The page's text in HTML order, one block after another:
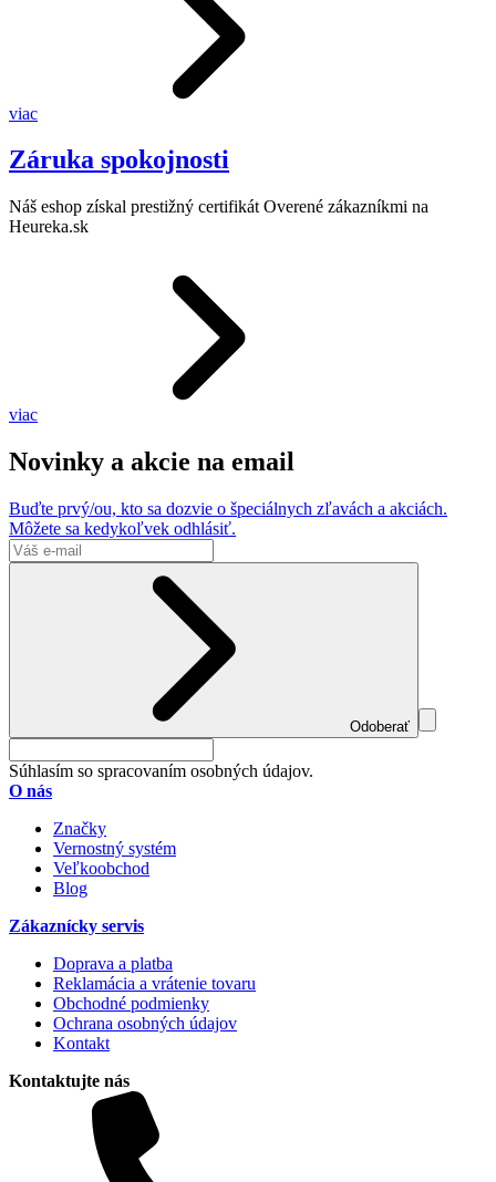
viac
Záruka spokojnosti
Náš eshop získal prestižný certifikát Overené zákazníkmi na
Heureka.sk
viac
Novinky a akcie na email
Buďte prvý/ou, kto sa dozvie o špeciálnych zľavách a akciách.
Môžete sa kedykoľvek odhlásiť.
Odoberať
Súhlasím so spracovaním osobných údajov.
O nás
Značky
Vernostný systém
Veľkoobchod
Blog
Zákaznícky servis
Doprava a platba
Reklamácia a vrátenie tovaru
Obchodné podmienky
Ochrana osobných údajov
Kontakt
Kontaktujte nás